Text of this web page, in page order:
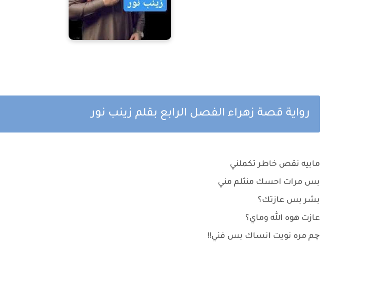
رواية قصة زهراء الفصل الرابع بقلم زينب نور
مابيه نقص خاطر تكملني
بس مرات احسك منثلم مني
بشر بس عازتك؟
عازت هوه الله وماي؟
چم مره نويت انساك بس فني!!